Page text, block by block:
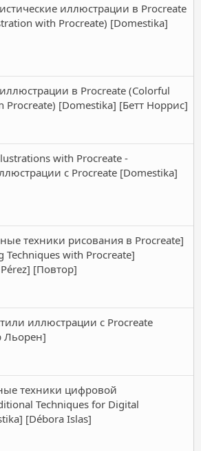
иллюстрации в Procreate
with Procreate) [Domestika]
в Procreate (Colorful
Procreate) [Domestika] [Бетт Норрис]
with Procreate -
с Procreate [Domestika]
техники рисования в Procreate]
Techniques with Procreate]
[Повтор]
иллюстрации с Procreate
Льорен]
техники цифровой
Techniques for Digital
[Débora Islas]